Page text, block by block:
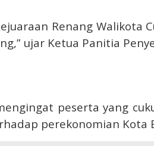
Renang
ujar Ketua Panitia
peserta yang
perekonomian Kota